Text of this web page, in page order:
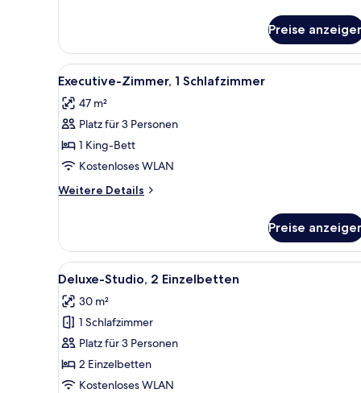
anzeigen
Studio,
King
Preise
Alle
Fotos
für
Executive-
Zimmer,
1
Schlafzimmer
anzeigen
Ein modernes Hotelzimmer
15
Executive-Zimmer, 1 Schlafzimmer
47 m²
Platz für 3 Personen
1 King-Bett
Kostenloses WLAN
Weitere Details
Weitere
Zimmer,
Schlafzimmer
Preise
Alle
Fotos
für
Deluxe-
Studio,
2 Einzelbetten
anzeigen
Ein modernes Hotelzimmer
15
Deluxe-Studio, 2 Einzelbetten
30 m²
1 Schlafzimmer
Platz für 3 Personen
2 Einzelbetten
Kostenloses WLAN